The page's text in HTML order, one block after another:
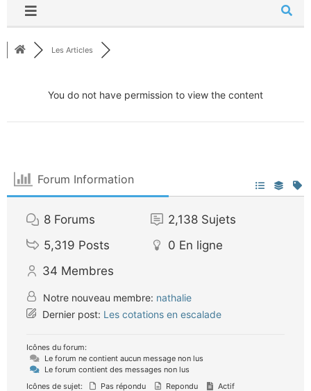
Les Articles
You do not have permission to view the content
Forum Information
8 Forums 2,138 Sujets
5,319 Posts 0 En ligne
34 Membres
Notre nouveau membre: nathalie
Dernier post: Les cotations en escalade
Icônes du forum:
Le forum ne contient aucun message non lus
Le forum contient des messages non lus
Icônes de sujet:
Pas répondu Repondu Actif